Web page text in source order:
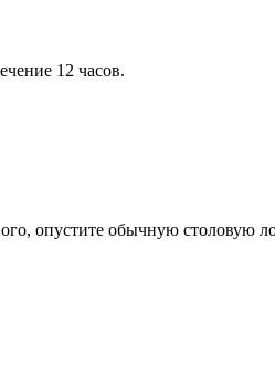
12 часов.
опустите обычную